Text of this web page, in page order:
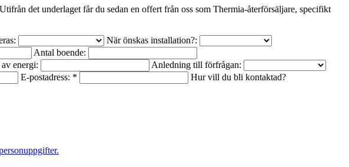
det underlaget får du sedan en offert från oss som Thermia-återförsäljare, specifikt
När önskas installation?:
Antal boende:
energi:
Anledning till förfrågan:
E-postadress: *
Hur vill du bli kontaktad?